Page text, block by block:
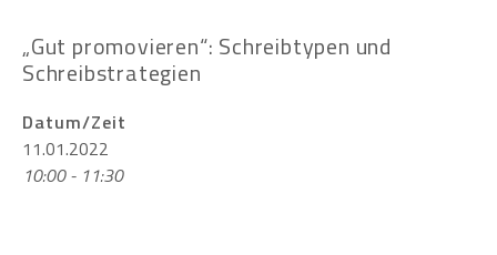
„Gut promovieren“: Schreibtypen und
Schreibstrategien
Datum/Zeit
11.01.2022
10:00 - 11:30